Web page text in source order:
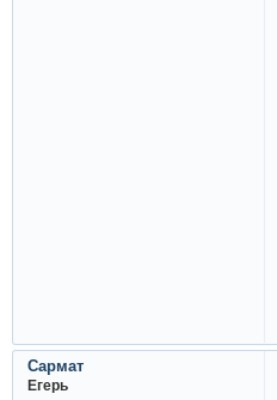
Сармат
Егерь